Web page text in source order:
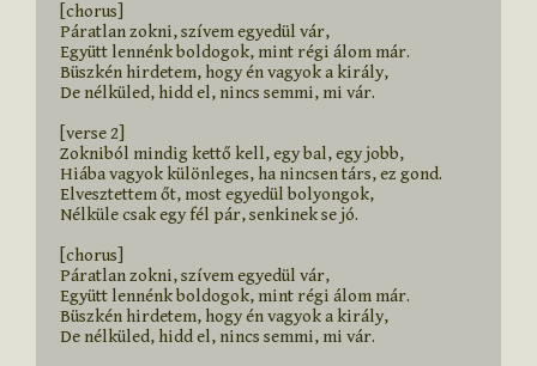
[chorus]
Páratlan zokni, szívem egyedül vár,
Együtt lennénk boldogok, mint régi álom már.
Büszkén hirdetem, hogy én vagyok a király,
De nélküled, hidd el, nincs semmi, mi vár.
[verse 2]
Zokniból mindig kettő kell, egy bal, egy jobb,
Hiába vagyok különleges, ha nincsen társ, ez gond.
Elvesztettem őt, most egyedül bolyongok,
Nélküle csak egy fél pár, senkinek se jó.
[chorus]
Páratlan zokni, szívem egyedül vár,
Együtt lennénk boldogok, mint régi álom már.
Büszkén hirdetem, hogy én vagyok a király,
De nélküled, hidd el, nincs semmi, mi vár.